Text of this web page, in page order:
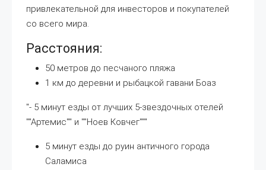
привлекательной для инвесторов и покупателей
со всего мира.
Расстояния:
50 метров до песчаного пляжа
1 км до деревни и рыбацкой гавани Боаз
"- 5 минут езды от лучших 5-звездочных отелей
""Артемис"" и ""Ноев Ковчег"""
5 минут езды до руин античного города
Саламиса